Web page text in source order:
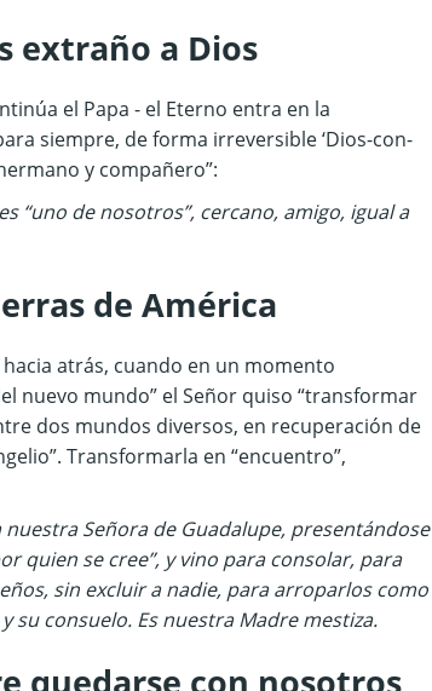
extraño a Dios
el Papa - el Eterno entra en la
siempre, de forma irreversible ‘Dios-con-
y compañero”:
“uno de nosotros”, cercano, amigo, igual a
de América
atrás, cuando en un momento
nuevo mundo” el Señor quiso “transformar
dos mundos diversos, en recuperación de
Transformarla en “encuentro”,
Señora de Guadalupe, presentándose
quien se cree”, y vino para consolar, para
sin excluir a nadie, para arroparlos como
su consuelo. Es nuestra Madre mestiza.
quedarse con nosotros